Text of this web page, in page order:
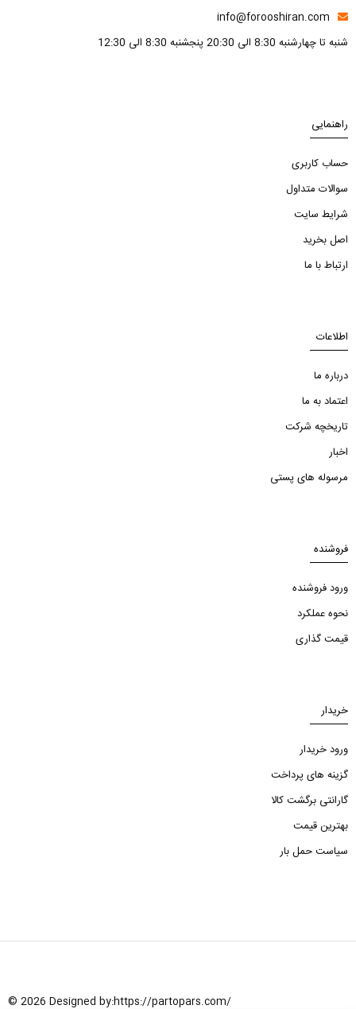
info@forooshiran.com
شنبه تا چهارشنبه 8:30 الی 20:30 پنجشنبه 8:30 الی 12:30
راهنمایی
حساب کاربری
سوالات متداول
شرایط سایت
اصل بخرید
ارتباط با ما
اطلاعات
درباره ما
اعتماد به ما
تاریخچه شرکت
اخبار
مرسوله های پستی
فروشنده
ورود فروشنده
نحوه عملکرد
قیمت گذاری
خریدار
ورود خریدار
گزینه های پرداخت
گارانتی برگشت کالا
بهترین قیمت
سیاست حمل بار
© 2026 Designed by:https://partopars.com/